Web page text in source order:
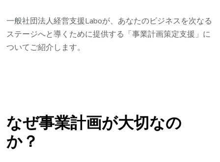
一般社団法人経営支援Laboが、あなたのビジネスを次なる
ステージへと導くために提供する「事業計画策定支援」に
ついてご紹介します。
なぜ事業計画が大切なの
か？